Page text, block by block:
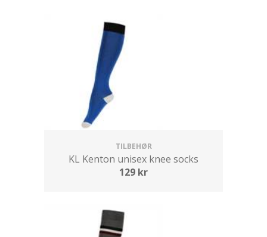
TILBEHØR
KL Kenton unisex knee socks
129 kr